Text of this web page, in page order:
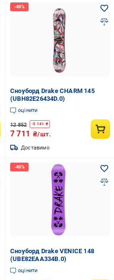
Сноуборд Drake CHARM 145
(UBH82E26434D.0)
оцінити
12 852 -5 141 ₴
7 711 ₴/шт.
Доставимо
Сноуборд Drake VENICE 148
(UBE82EAA334B.0)
оцінити